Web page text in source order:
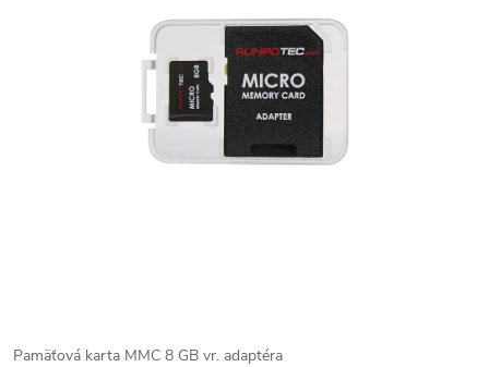
Pamäťová karta MMC 8 GB vr. adaptéra